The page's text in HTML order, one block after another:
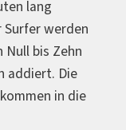
lang
Surfer werden
bis Zehn
addiert. Die
in die